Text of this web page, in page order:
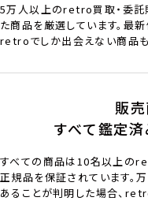
5万人以上のretro買取・委託
た商品を厳選しています。最
retroでしか出会えない商品も
販
すべて鑑定
すべての商品は10名以上の
正規品を保証されています。
あることが判明した場合、